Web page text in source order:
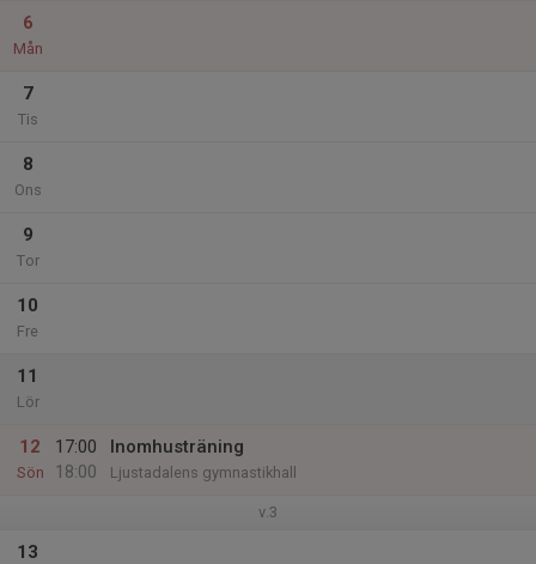
6
Mån
7
Tis
8
Ons
9
Tor
10
Fre
11
Lör
12
Sön
17:00
18:00
Inomhusträning
Ljustadalens gymnastikhall
v.3
13